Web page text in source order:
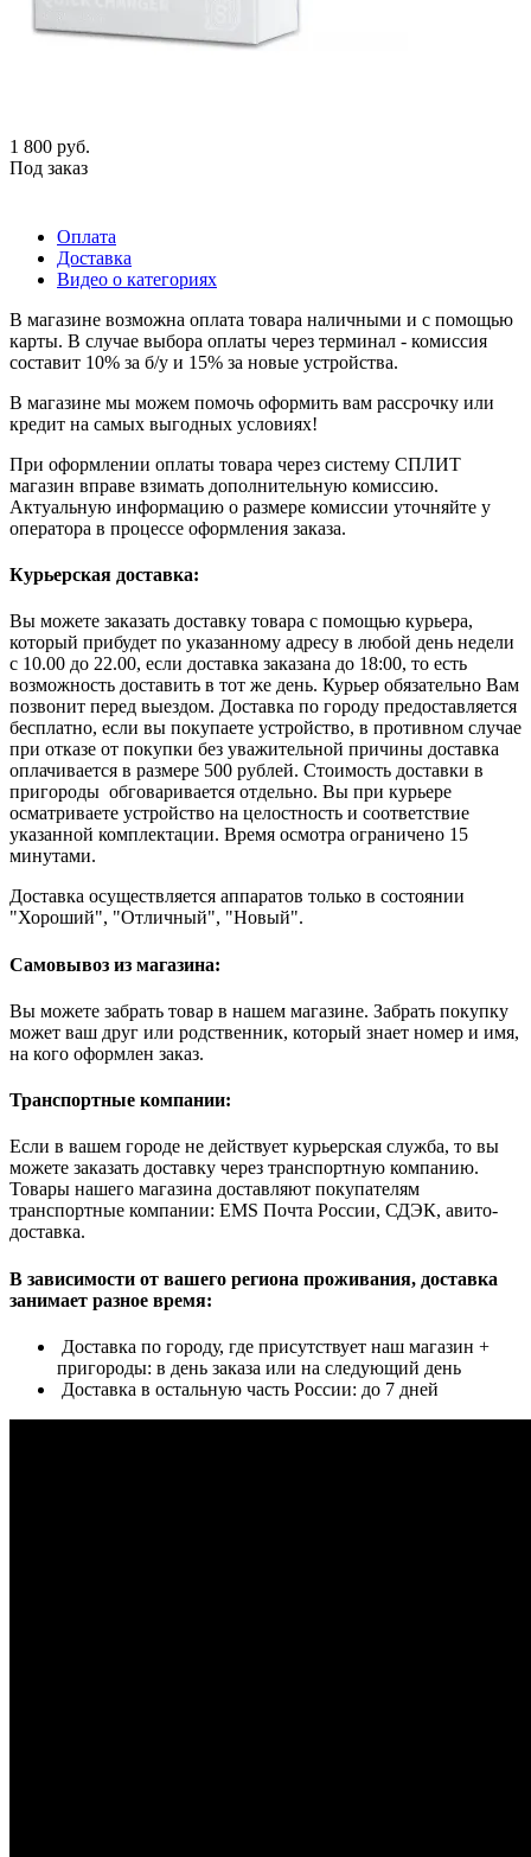
1 800 руб.
Под заказ
Оплата
Доставка
Видео о категориях
В магазине возможна оплата товара наличными и с помощью
карты. В случае выбора оплаты через терминал - комиссия
составит 10% за б/у и 15% за новые устройства.
В магазине мы можем помочь оформить вам рассрочку или
кредит на самых выгодных условиях!
При оформлении оплаты товара через систему СПЛИТ
магазин вправе взимать дополнительную комиссию.
Актуальную информацию о размере комиссии уточняйте у
оператора в процессе оформления заказа.
Курьерская доставка:
Вы можете заказать доставку товара с помощью курьера,
который прибудет по указанному адресу в любой день недели
с 10.00 до 22.00, если доставка заказана до 18:00, то есть
возможность доставить в тот же день. Курьер обязательно Вам
позвонит перед выездом. Доставка по городу предоставляется
бесплатно, если вы покупаете устройство, в противном случае
при отказе от покупки без уважительной причины доставка
оплачивается в размере 500 рублей. Стоимость доставки в
пригороды обговаривается отдельно. Вы при курьере
осматриваете устройство на целостность и соответствие
указанной комплектации. Время осмотра ограничено 15
минутами.
Доставка осуществляется аппаратов только в состоянии
"Хороший", "Отличный", "Новый".
Самовывоз из магазина:
Вы можете забрать товар в нашем магазине. Забрать покупку
может ваш друг или родственник, который знает номер и имя,
на кого оформлен заказ.
Транспортные компании:
Если в вашем городе не действует курьерская служба, то вы
можете заказать доставку через транспортную компанию.
Товары нашего магазина доставляют покупателям
транспортные компании: EMS Почта России, СДЭК, авито-
доставка.
В зависимости от вашего региона проживания, доставка
занимает разное время:
Доставка по городу, где присутствует наш магазин +
пригороды: в день заказа или на следующий день
Доставка в остальную часть России: до 7 дней